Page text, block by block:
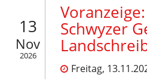
13
Nov
2026
Schwyzer
Freitag,